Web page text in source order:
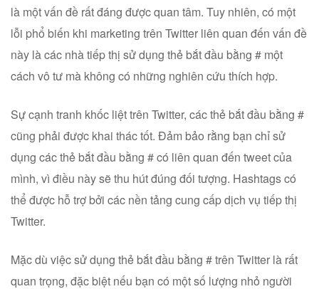
là một vấn đề rất đáng được quan tâm. Tuy nhiên, có một
lỗi phổ biến khi marketing trên Twitter liên quan đến vấn đề
này là các nhà tiếp thị sử dụng thẻ bắt đầu bằng # một
cách vô tư mà không có những nghiên cứu thích hợp.
Sự cạnh tranh khốc liệt trên Twitter, các thẻ bắt đầu bằng #
cũng phải được khai thác tốt. Đảm bảo rằng bạn chỉ sử
dụng các thẻ bắt đầu bằng # có liên quan đến tweet của
mình, vì điều này sẽ thu hút đúng đối tượng. Hashtags có
thể được hỗ trợ bởi các nền tảng cung cấp dịch vụ tiếp thị
Twitter.
Mặc dù việc sử dụng thẻ bắt đầu bằng # trên Twitter là rất
quan trọng, đặc biệt nếu bạn có một số lượng nhỏ người